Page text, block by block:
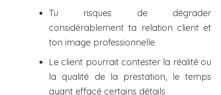
Tu risques de dégrader
considérablement ta relation client et
ton image professionnelle
Le client pourrait contester la réalité ou
la qualité de la prestation, le temps
ayant effacé certains détails